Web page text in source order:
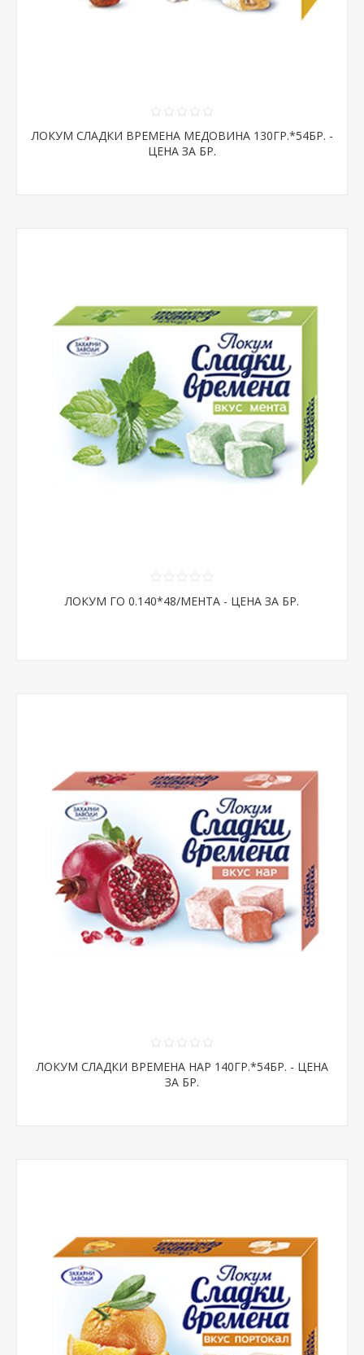
ЛОКУМ СЛАДКИ ВРЕМЕНА МЕДОВИНА 130ГР.*54БР. -
ЦЕНА ЗА БР.
ЛОКУМ ГО 0.140*48/МЕНТА - ЦЕНА ЗА БР.
ЛОКУМ СЛАДКИ ВРЕМЕНА НАР 140ГР.*54БР. - ЦЕНА
ЗА БР.